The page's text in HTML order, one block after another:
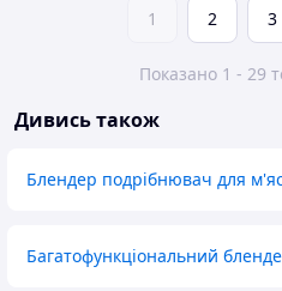
1 2 3
Показано 1 - 29
Дивись також
Блендер подрібнювач для
Багатофункціональний